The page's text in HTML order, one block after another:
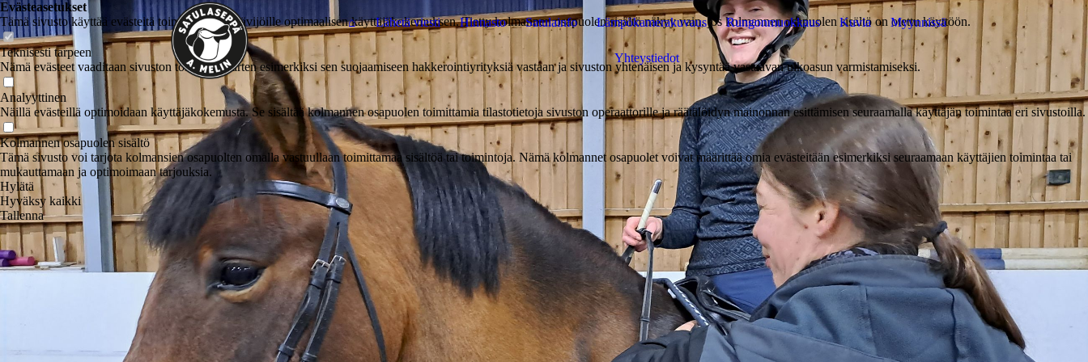
⌂ Lähetä viesti Hinnasto Satulainfo Lämpökamerakuvaus Rungonmuokkaus Kuvia Myynnissä
Yhteystiedot
Evästeasetukset
Tämä sivusto käyttää evästeitä toimittaakseen kävijöille optimaalisen käyttäjäkokemuksen. Tietty kolmannen osapuolen sisältö näkyy vain, jos kolmannen osapuolen sisältö on otettu käyttöön.
Teknisesti tarpeen
Nämä evästeet vaaditaan sivuston toimintaa varten esimerkiksi sen suojaamiseen hakkerointiyrityksiä vastaan ja sivuston yhtenäisen ja kysyntää vastaavan ulkoasun varmistamiseksi.
Analyyttinen
Näillä evästeillä optimoidaan käyttäjäkokemusta. Se sisältää kolmannen osapuolen toimittamia tilastotietoja sivuston operaattorille ja räätälöidyn mainonnan esittämisen seuraamalla käyttäjän toimintaa eri sivustoilla.
Kolmannen osapuolen sisältö
Tämä sivusto voi tarjota kolmansien osapuolten omalla vastuullaan toimittamaa sisältöä tai toimintoja. Nämä kolmannet osapuolet voivat määrittää omia evästeitään esimerkiksi seuraamaan käyttäjien toimintaa tai
mukauttamaan ja optimoimaan tarjouksia.
Hylätä
Hyväksy kaikki
Tallenna